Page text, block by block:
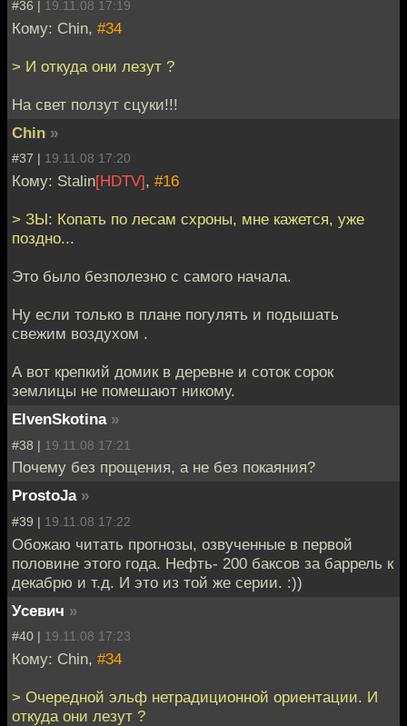
#36 | 19.11.08 17:19
Кому: Chin, #34
> И откуда они лезут ?
На свет ползут сцуки!!!
Chin »
#37 | 19.11.08 17:20
Кому: Stalin[HDTV], #16
> ЗЫ: Копать по лесам схроны, мне кажется, уже
поздно...
Это было безполезно с самого начала.
Ну если только в плане погулять и подышать
свежим воздухом .
А вот крепкий домик в деревне и соток сорок
землицы не помешают никому.
ElvenSkotina »
#38 | 19.11.08 17:21
Почему без прощения, а не без покаяния?
ProstoJa »
#39 | 19.11.08 17:22
Обожаю читать прогнозы, озвученные в первой
половине этого года. Нефть- 200 баксов за баррель к
декабрю и т.д. И это из той же серии. :))
Усевич »
#40 | 19.11.08 17:23
Кому: Chin, #34
> Очередной эльф нетрадиционной ориентации. И
откуда они лезут ?